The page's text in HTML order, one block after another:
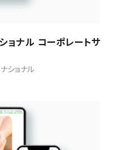
ョナル コーポレートサ
ショナル